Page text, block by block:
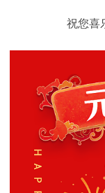
祝您喜